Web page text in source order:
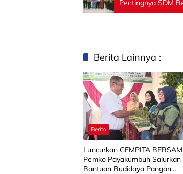
Pentingnya SDM
Berita Lainnya :
Berita
Luncurkan GEMPITA
Pemko Payakumbuh Salurkan
Bantuan Budidaya Pangan